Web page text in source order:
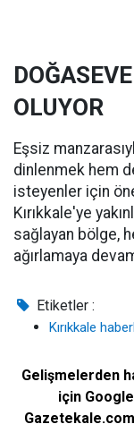
OLUYOR
Eşsiz
dinlenmek hem
isteyenler için
Kırıkkale'ye
sağlayan bölge,
ağırlamaya
Etiketler :
Kırıkkale
Gelişmelerden
için